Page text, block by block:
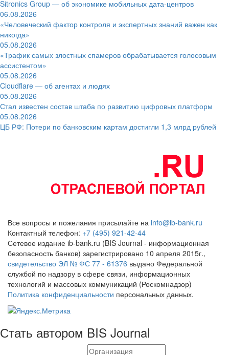
Sitronics Group — об экономике мобильных дата-центров
06.08.2026
«Человеческий фактор контроля и экспертных знаний важен как
никогда»
05.08.2026
«Трафик самых злостных спамеров обрабатывается голосовым
ассистентом»
05.08.2026
Cloudflare — об агентах и людях
05.08.2026
Стал известен состав штаба по развитию цифровых платформ
05.08.2026
ЦБ РФ: Потери по банковским картам достигли 1,3 млрд рублей
Все вопросы и пожелания присылайте на info@ib-bank.ru
Контактный телефон: +7 (495) 921-42-44
Сетевое издание ib-bank.ru (BIS Journal - информационная
безопасность банков) зарегистрировано 10 апреля 2015г.,
свидетельство ЭЛ № ФС 77 - 61376 выдано Федеральной
службой по надзору в сфере связи, информационных
технологий и массовых коммуникаций (Роскомнадзор)
Политика конфиденциальности персональных данных.
Стать автором BIS Journal